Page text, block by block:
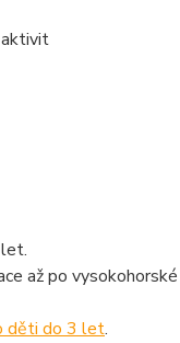
aktivit
až po
děti do 3 let.